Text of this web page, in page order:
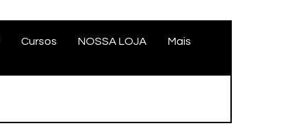
Cursos NOSSA LOJA Mais